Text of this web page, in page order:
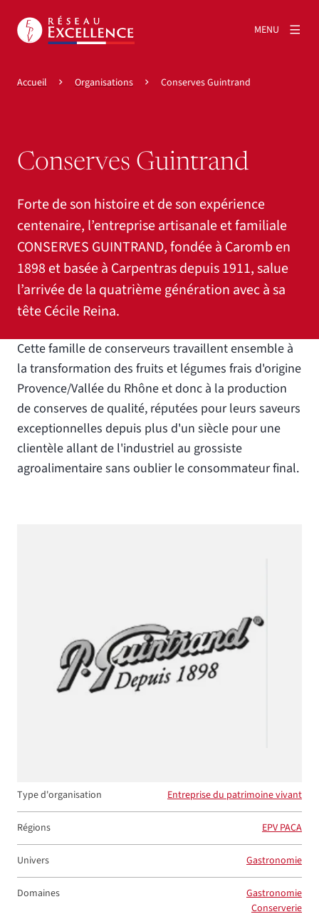
MENU
Accueil Organisations Conserves Guintrand
Conserves Guintrand
Forte de son histoire et de son expérience
centenaire, l’entreprise artisanale et familiale
CONSERVES GUINTRAND, fondée à Caromb en
1898 et basée à Carpentras depuis 1911, salue
l’arrivée de la quatrième génération avec à sa
tête Cécile Reina.
Cette famille de conserveurs travaillent ensemble à
la transformation des fruits et légumes frais d'origine
Provence/Vallée du Rhône et donc à la production
de conserves de qualité, réputées pour leurs saveurs
exceptionnelles depuis plus d'un siècle pour une
clientèle allant de l'industriel au grossiste
agroalimentaire sans oublier le consommateur final.
Type d'organisation Entreprise du patrimoine vivant
Régions EPV PACA
Univers Gastronomie
Domaines
Gastronomie
Conserverie